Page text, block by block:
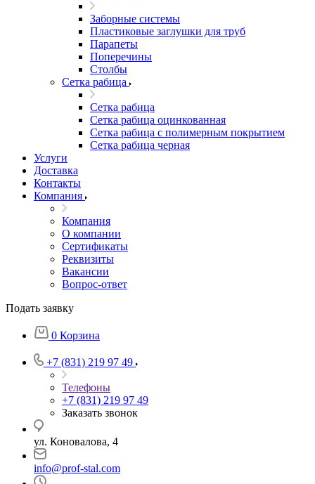
Заборные системы
Пластиковые заглушки для труб
Парапеты
Поперечины
Столбы
Сетка рабица
Сетка рабица
Сетка рабица оцинкованная
Сетка рабица с полимерным покрытием
Сетка рабица черная
Услуги
Доставка
Контакты
Компания
Компания
О компании
Сертификаты
Реквизиты
Вакансии
Вопрос-ответ
Подать заявку
0 Корзина
+7 (831) 219 97 49
Телефоны
+7 (831) 219 97 49
Заказать звонок
ул. Коновалова, 4
info@prof-stal.com